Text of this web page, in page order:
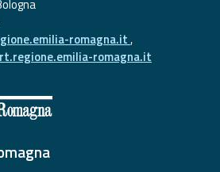
romagna.it,
romagna.it